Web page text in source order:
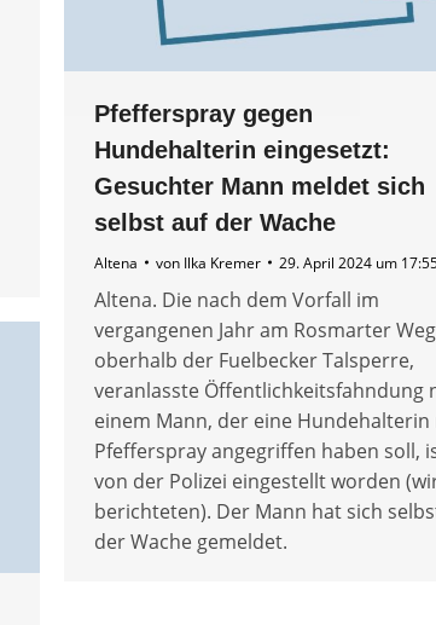
Pfefferspray gegen
Hundehalterin eingesetzt:
Gesuchter Mann meldet sich
selbst auf der Wache
Altena von Ilka Kremer 29. April 2024 um
Altena. Die nach dem Vorfall im
vergangenen Jahr am Rosmarter
oberhalb der Fuelbecker Talsperre,
veranlasste Öffentlichkeitsfahndung
einem Mann, der eine
Pfefferspray angegriffen haben soll,
von der Polizei eingestellt worden
berichteten). Der Mann hat sich
der Wache gemeldet.